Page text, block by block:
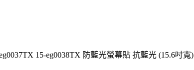
15-eg0038TX 防藍光螢幕貼 抗藍光 (15.6吋寬)